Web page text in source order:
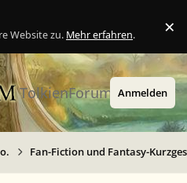
Website zu. Mehr erfahren. ×
TolkienForum Anmelden
Fan-Fiction und Fantasy-